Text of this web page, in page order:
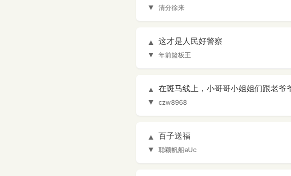
▼
清分徐来
▲
▼
这才是人民好警察
年前篮板王
▲
▼
在斑马线上，小哥哥小姐姐们跟老爷
czw8968
▲
▼
百子送福
聪颖帆船aUc